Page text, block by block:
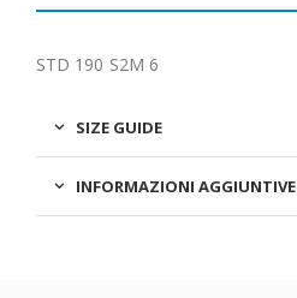
STD 190 S2M 6
SIZE GUIDE
INFORMAZIONI AGGIUNTIVE